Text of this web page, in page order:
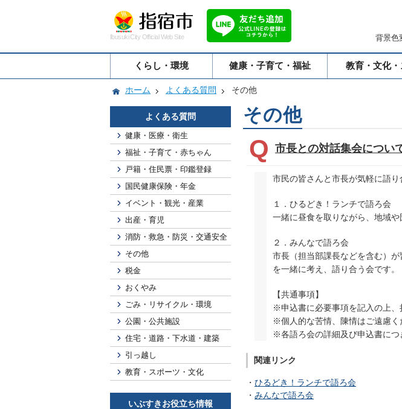
Ibusuki City Official Web Site 背景色
くらし・環境 健康・子育て・福祉 教育・文化
ホーム よくある質問 その他
よくある質問
健康・医療・衛生
福祉・子育て・赤ちゃん
戸籍・住民票・印鑑登録
国民健康保険・年金
イベント・観光・産業
出産・育児
消防・救急・防災・交通安全
その他
税金
おくやみ
ごみ・リサイクル・環境
公園・公共施設
住宅・道路・下水道・建築
引っ越し
教育・スポーツ・文化
いぶすきお役立ち情報
その他
市長との対話集会につい
市民の皆さんと市長が気軽に語
１．ひるどき！ランチで語ろ会
一緒に昼食を取りながら、地域
２．みんなで語ろ会
市長（担当部課長などを含む）
を一緒に考え、語り合う会です。
【共通事項】
※申込書に必要事項を記入の上、
※個人的な苦情、陳情はご遠慮く
※各語ろ会の詳細及び申込書につ
関連リンク
・ ひるどき！ランチで語ろ会
・ みんなで語ろ会